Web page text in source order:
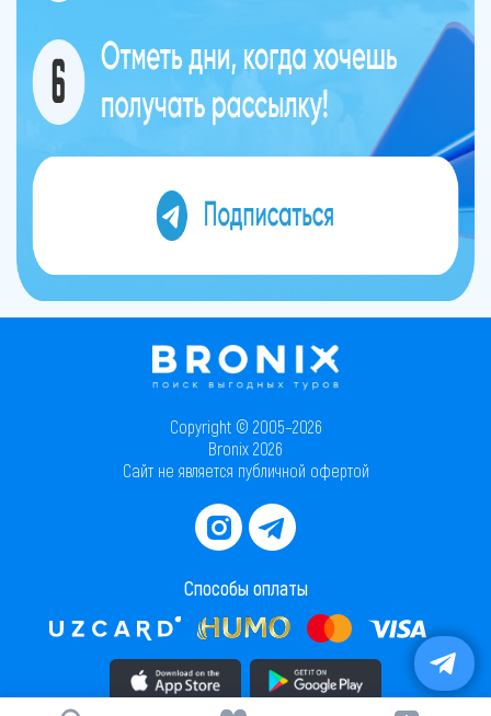
Copyright © 2005–2026
Bronix 2026
Сайт не является публичной офертой
Способы оплаты
Скачать приложение в AppStore Скачать приложение в PlayMarket